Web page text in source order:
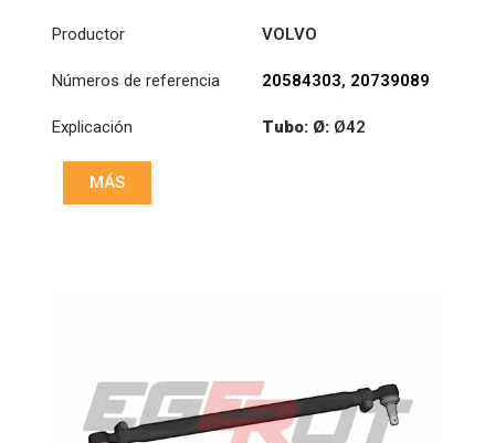
Productor VOLVO
Números de referencia 20584303, 20739089
Explicación Tubo: Ø: Ø42
MÁS